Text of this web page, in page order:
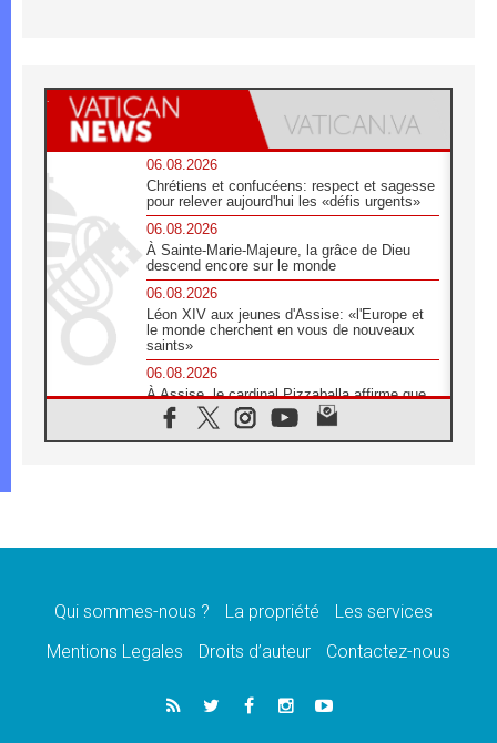
06.08.2026
Chrétiens et confucéens: respect et sagesse
pour relever aujourd'hui les «défis urgents»
06.08.2026
À Sainte-Marie-Majeure, la grâce de Dieu
descend encore sur le monde
06.08.2026
Léon XIV aux jeunes d'Assise: «l'Europe et
le monde cherchent en vous de nouveaux
saints»
06.08.2026
À Assise, le cardinal Pizzaballa affirme que
«les chrétiens veulent la paix»
06.08.2026
message de paix et de dignité humaine»
«La visite du Pape en Uruguay renforcera
l'espérance» affirme Mgr Tróccoli
05.08.2026
Le nonce en Ukraine: «Il est inquiétant
Qui sommes-nous ? La propriété
Les services
Mentions Legales
Droits d’auteur Contactez-nous